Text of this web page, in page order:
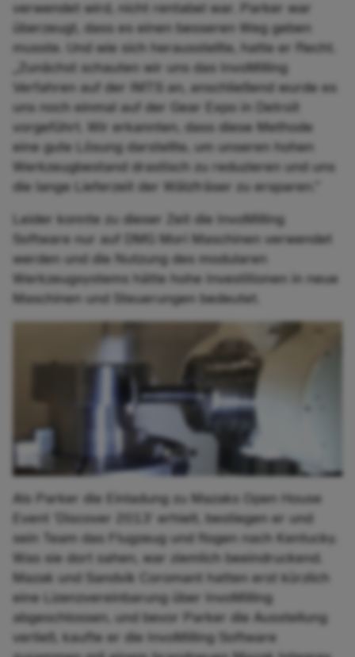
verwendet wird, nicht rentabel war. Parker war
überzeugt, dass es einen besseren Weg geben
musste. Und wie sich herausstellte, hatte er Recht.
„Zunächst schauten wir uns das InvoMilling
Verfahren auf der IMTS an, anschließend wurde es
uns noch einmal auf der Gear Expo in Detroit
vorgeführt. Wir erkannten, dass diese Methode
eine gute Lösung darstellte, um unseren hohen
Werkzeugbestand drastisch zu reduzieren und uns
die lange Lieferzeit der Wälzfräser zu ersparen.”
Leider konnte zu dieser Zeit die InvoMilling
Software nur auf DMG Mori Maschinen verwendet
werden und die Nutzung des modularen
Werkzeugsystems hätte hohe Investitionen in neue
Maschinen und Steuerungen bedeutet.
Als Parker die Einladung zu Mazaks Open House
Event 'Discover 2013' erhielt, bestiegen er und
sein Team das Flugzeug und flogen nach Kentucky.
Was sie dort sahen, war ziemlich beeindruckend.
Mazak und Sandvik Coromant hatten erst kürzlich
eine Lizenzvereinbarung über InvoMilling
abgeschlossen, und bevor Parker die Ausstellung
verließ, kaufte er die InvoMilling Software